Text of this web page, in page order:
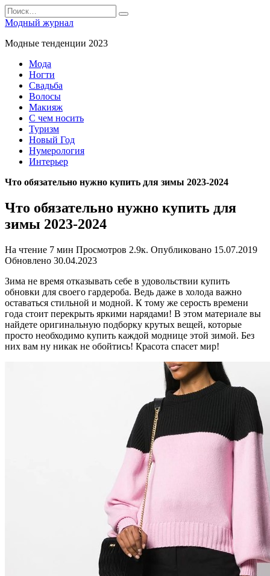
Перейти
к
содержанию
Search
for:
Модный журнал
Модные тенденции 2023
Мода
Ногти
Свадьба
Волосы
Макияж
С чем носить
Туризм
Новый Год
Нумерология
Интерьер
Что обязательно нужно купить для зимы 2023-2024
Что обязательно нужно купить для
зимы 2023-2024
На чтение 7 мин Просмотров 2.9к. Опубликовано 15.07.2019
Обновлено 30.04.2023
Зима не время отказывать себе в удовольствии купить
обновки для своего гардероба. Ведь даже в холода важно
оставаться стильной и модной. К тому же серость времени
года стоит перекрыть яркими нарядами! В этом материале вы
найдете оригинальную подборку крутых вещей, которые
просто необходимо купить каждой моднице этой зимой. Без
них вам ну никак не обойтись! Красота спасет мир!